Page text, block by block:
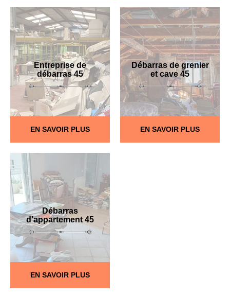
Entreprise de
débarras 45
EN SAVOIR PLUS
Débarras de grenier
et cave 45
EN SAVOIR PLUS
Débarras
d'appartement 45
EN SAVOIR PLUS